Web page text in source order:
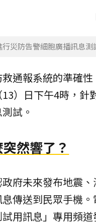
災防告警細胞廣播訊息測
救通報系統的準確
）日下午4時，針
試。
然響了？
府未來發布地震
傳送到民眾手機
用訊息」專用頻